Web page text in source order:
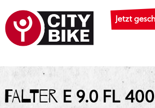
Jetzt
FALTER E 9.0 FL